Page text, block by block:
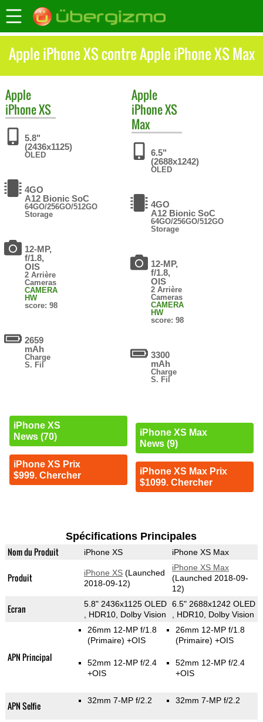
Apple iPhone XS contre Apple iPhone XS Max
Apple
iPhone XS
5.8"
(2436x1125)
OLED
4GO
A12 Bionic SoC
64GO/256GO/512GO
Storage
12-MP,
f/1.8,
OIS
2 Arrière
Cameras
CAMERA
HW
score: 98
2659
mAh
Charge
S. Fil
iPhone XS
News (70)
iPhone XS Prix
$999. Chercher
Apple
iPhone XS
Max
6.5"
(2688x1242)
OLED
4GO
A12 Bionic SoC
64GO/256GO/512GO
Storage
12-MP,
f/1.8,
OIS
2 Arrière
Cameras
CAMERA
HW
score: 98
3300
mAh
Charge
S. Fil
iPhone XS Max
News (9)
iPhone XS Max Prix
$1099. Chercher
Spécifications Principales
Nom du Produit iPhone XS iPhone XS Max
Produit iPhone XS(Launched
2018-09-12)
iPhone XS Max
(Launched 2018-09-
12)
Ecran
5.8" 2436x1125 OLED
, HDR10, Dolby Vision
6.5" 2688x1242 OLED
, HDR10, Dolby Vision
APN Principal
26mm 12-MP f/1.8
(Primaire) +OIS
52mm 12-MP f/2.4
+OIS
26mm 12-MP f/1.8
(Primaire) +OIS
52mm 12-MP f/2.4
+OIS
APN Selfie 32mm 7-MP f/2.2 32mm 7-MP f/2.2